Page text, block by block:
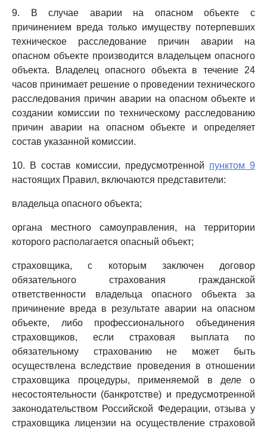
9. В случае аварии на опасном объекте с
причинением вреда только имуществу потерпевших
техническое расследование причин аварии на
опасном объекте производится владельцем опасного
объекта. Владелец опасного объекта в течение 24
часов принимает решение о проведении технического
расследования причин аварии на опасном объекте и
создании комиссии по техническому расследованию
причин аварии на опасном объекте и определяет
состав указанной комиссии.
10. В состав комиссии, предусмотренной пунктом 9
настоящих Правил, включаются представители:
владельца опасного объекта;
органа местного самоуправления, на территории
которого располагается опасный объект;
страховщика, с которым заключен договор
обязательного страхования гражданской
ответственности владельца опасного объекта за
причинение вреда в результате аварии на опасном
объекте, либо профессионального объединения
страховщиков, если страховая выплата по
обязательному страхованию не может быть
осуществлена вследствие проведения в отношении
страховщика процедуры, применяемой в деле о
несостоятельности (банкротстве) и предусмотренной
законодательством Российской Федерации, отзыва у
страховщика лицензии на осуществление страховой